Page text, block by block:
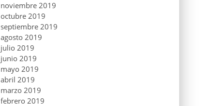
noviembre 2019
octubre 2019
septiembre 2019
agosto 2019
julio 2019
junio 2019
mayo 2019
abril 2019
marzo 2019
febrero 2019